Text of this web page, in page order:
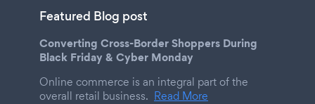
Featured Blog post
Converting Cross-Border Shoppers During
Black Friday & Cyber Monday
Online commerce is an integral part of the
overall retail business. Read More